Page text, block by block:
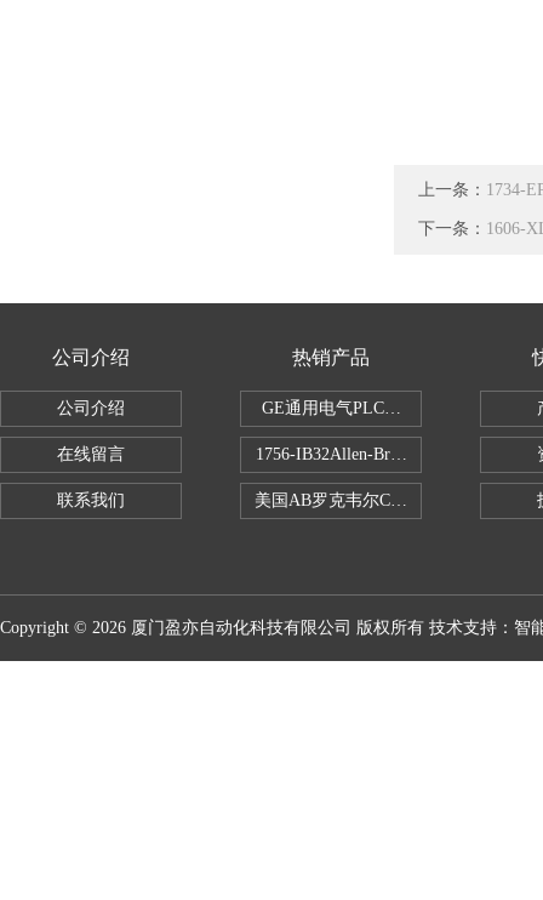
上一条： 1734-
下一条： 1606-
公司介绍
公司介绍
在线留言
联系我们
热销产品
GE通用电气PLC控制器
1756-IB32Allen-Bradley1756IB32数字
美国AB罗克韦尔CPU处理器
Copyright © 2026 厦门盈亦自动化科技有限公司 版权所有 技术支持： 智